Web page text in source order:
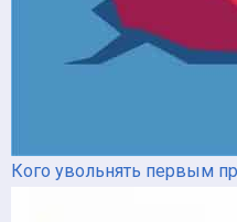
Кого увольнять первым